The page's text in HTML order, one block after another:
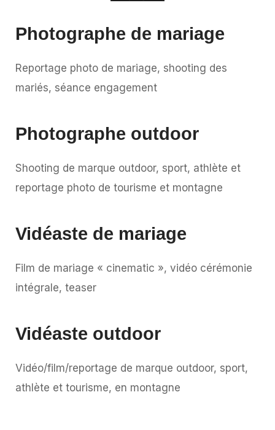
Photographe de mariage
Reportage photo de mariage, shooting des
mariés, séance engagement
Photographe outdoor
Shooting de marque outdoor, sport, athlète et
reportage photo de tourisme et montagne
Vidéaste de mariage
Film de mariage « cinematic », vidéo cérémonie
intégrale, teaser
Vidéaste outdoor
Vidéo/film/reportage de marque outdoor, sport,
athlète et tourisme, en montagne